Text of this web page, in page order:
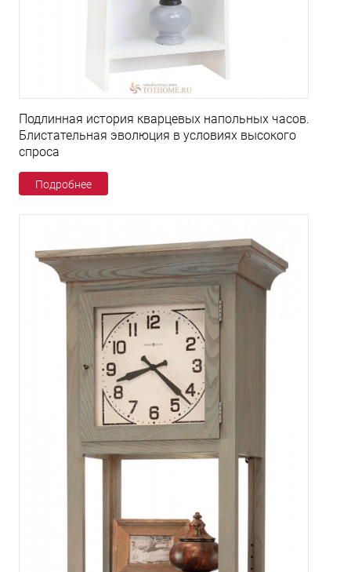
Подлинная история кварцевых напольных часов.
Блистательная эволюция в условиях высокого
спроса
Подробнее